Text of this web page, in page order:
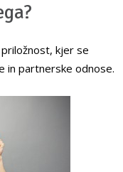
kjer se
in partnerske odnose.